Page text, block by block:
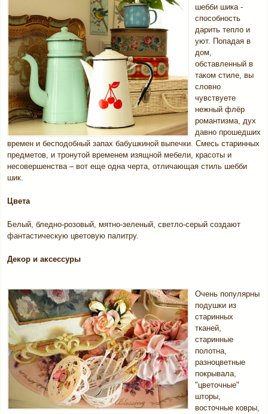
шебби шика -
способность
дарить тепло и
уют. Попадая в
дом,
обставленный в
таком стиле, вы
словно
чувствуете
нежный флёр
романтизма, дух
давно прошедших
времен и бесподобный запах бабушкиной выпечки. Смесь старинных
предметов, и тронутой временем изящной мебели, красоты и
несовершенства – вот еще одна черта, отличающая стиль шебби
шик.
Цвета
Белый, бледно-розовый, мятно-зеленый, светло-серый создают
фантастическую цветовую палитру.
Декор и аксессуры
Очень популярны
подушки из
старинных
тканей,
старинные
полотна,
разноцветные
покрывала,
"цветочные"
шторы,
восточные ковры,